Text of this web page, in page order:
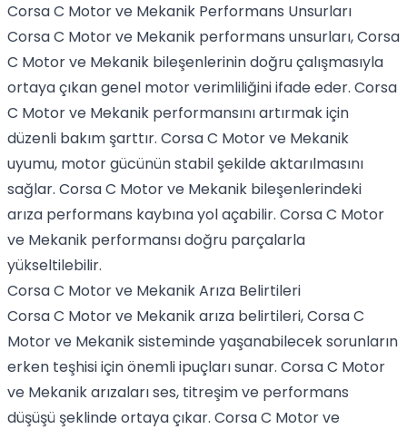
Corsa C Motor ve Mekanik Performans Unsurları
Corsa C Motor ve Mekanik performans unsurları, Corsa
C Motor ve Mekanik bileşenlerinin doğru çalışmasıyla
ortaya çıkan genel motor verimliliğini ifade eder. Corsa
C Motor ve Mekanik performansını artırmak için
düzenli bakım şarttır. Corsa C Motor ve Mekanik
uyumu, motor gücünün stabil şekilde aktarılmasını
sağlar. Corsa C Motor ve Mekanik bileşenlerindeki
arıza performans kaybına yol açabilir. Corsa C Motor
ve Mekanik performansı doğru parçalarla
yükseltilebilir.
Corsa C Motor ve Mekanik Arıza Belirtileri
Corsa C Motor ve Mekanik arıza belirtileri, Corsa C
Motor ve Mekanik sisteminde yaşanabilecek sorunların
erken teşhisi için önemli ipuçları sunar. Corsa C Motor
ve Mekanik arızaları ses, titreşim ve performans
düşüşü şeklinde ortaya çıkar. Corsa C Motor ve